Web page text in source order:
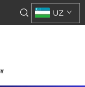
UZ